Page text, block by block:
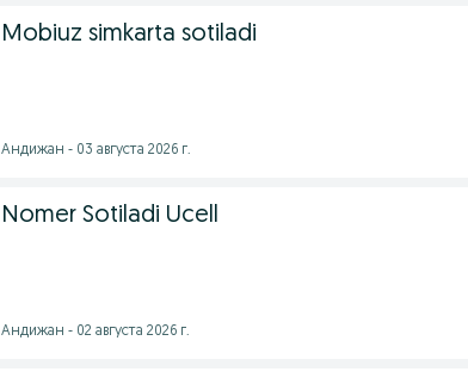
Mobiuz simkarta sotiladi
Андижан - 03 августа 2026 г.
Nomer Sotiladi Ucell
Андижан - 02 августа 2026 г.